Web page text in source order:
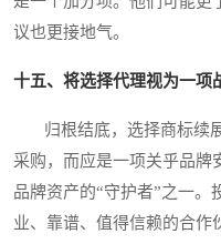
议也更接地气。
十五、将选择代理视为一项
归根结底，选择商标续展
采购，而应是一项关乎品牌
品牌资产的“守护者”之一。
业、靠谱、值得信赖的合作